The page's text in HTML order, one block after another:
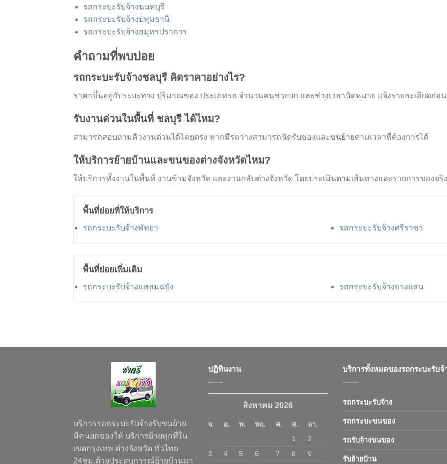
รถกระบะรับจ้างนนทบุรี
รถกระบะรับจ้างปทุมธานี
รถกระบะรับจ้างสมุทรปราการ
คำถามที่พบบ่อย
รถกระบะรับจ้างชลบุรี คิดราคาอย่างไร?
ราคาขึ้นอยู่กับระยะทาง ปริมาณของ ประเภทรถ จำนวนคนช่วยยก และช่วงเวลานัดหมาย แจ้งรายละเอียดก่อน
รับงานด่วนในพื้นที่ ชลบุรี ได้ไหม?
สามารถสอบถามคิวงานด่วนได้โดยตรง หากมีรถว่างสามารถนัดรับของและขนย้ายตามเวลาที่ต้องการได้
ให้บริการย้ายบ้านและขนของต่างจังหวัดไหม?
ให้บริการทั้งงานในพื้นที่ งานข้ามจังหวัด และงานกลับต่างจังหวัด โดยประเมินตามเส้นทางและรายการของจริง
พื้นที่ย่อยที่ให้บริการ
รถกระบะรับจ้างพัทยา รถกระบะรับจ้างศรีราชา
พื้นที่ย่อยเพิ่มเติม
รถกระบะรับจ้างแหลมฉบัง รถกระบะรับจ้างบางแสน
บริการรถกระบะรับจ้างรับขนย้าย
มีคนยกของให้ บริการย้ายทุกที่ใน
เขตกรุงเทพ ต่างจังหวัด ทั่วไทย
24ชม.ด้วยประสบการณ์ย้ายบ้านมา
ปฏิทินงาน
สิงหาคม 2026
จ. อ. พ. พฤ. ศ. ส.
อา.
1
2
3
4 5 6 7 8 9
บริการทั้งหมดของรถกระบะรับจ้
รถกระบะรับจ้าง
รถกระบะขนของ
รถรับจ้างขนของ
รับย้ายบ้าน